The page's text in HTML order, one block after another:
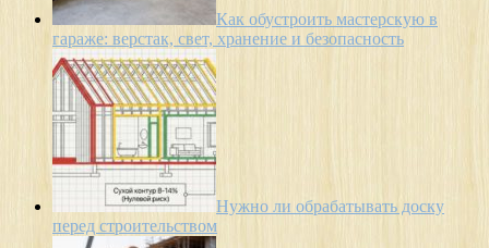
Как обустроить мастерскую в
гараже: верстак, свет, хранение и безопасность
Нужно ли обрабатывать доску
перед строительством